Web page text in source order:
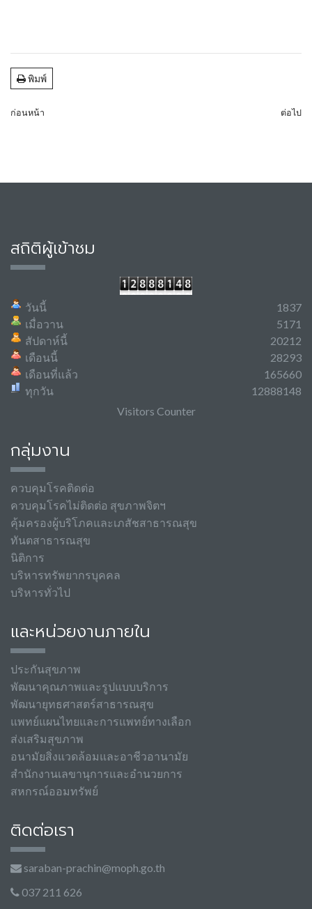
พิมพ์
ก่อนหน้า ต่อไป
สถิติผู้เข้าชม
วันนี้
เมื่อวาน
สัปดาห์นี้
เดือนนี้
เดือนที่แล้ว
ทุกวัน
1837
5171
20212
28293
165660
12888148
Visitors Counter
กลุ่มงาน
ควบคุมโรคติดต่อ
ควบคุมโรคไม่ติดต่อ สุขภาพจิตฯ
คุ้มครองผู้บริโภคและเภสัชสาธารณสุข
ทันตสาธารณสุข
นิติการ
บริหารทรัพยากรบุคคล
บริหารทั่วไป
และหน่วยงานภายใน
ประกันสุขภาพ
พัฒนาคุณภาพและรูปแบบบริการ
พัฒนายุทธศาสตร์สาธารณสุข
แพทย์แผนไทยและการแพทย์ทางเลือก
ส่งเสริมสุขภาพ
อนามัยสิ่งแวดล้อมและอาชีวอานามัย
สำนักงานเลขานุการและอำนวยการ
สหกรณ์ออมทรัพย์
ติดต่อเรา
saraban-prachin@moph.go.th
037 211 626